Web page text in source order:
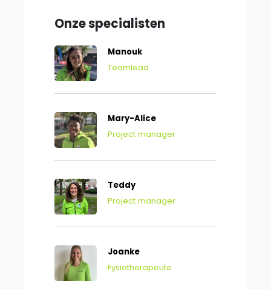
Onze specialisten
Manouk
Teamlead
Mary-Alice
Project manager
Teddy
Project manager
Joanke
Fysiotherapeute